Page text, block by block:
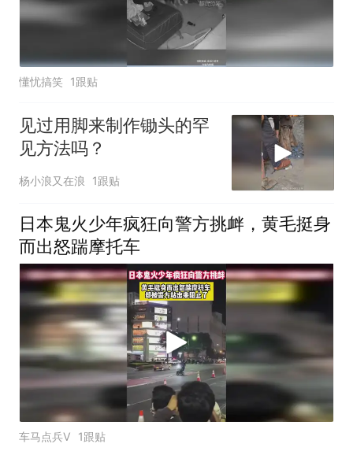
懂忧搞笑 1跟贴
见过用脚来制作锄头的罕
见方法吗？
杨小浪又在浪 1跟贴
日本鬼火少年疯狂向警方挑衅，黄毛挺身
而出怒踹摩托车
车马点兵V 1跟贴